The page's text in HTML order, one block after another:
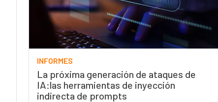
INFORMES
La próxima generación de ataques de
IA:las herramientas de inyección
indirecta de prompts